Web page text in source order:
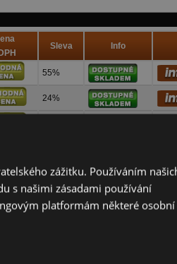
Sleva Info
55%
24%
47%
42%
zážitku. Používáním
s našimi zásadami používání
platformám některé osobní